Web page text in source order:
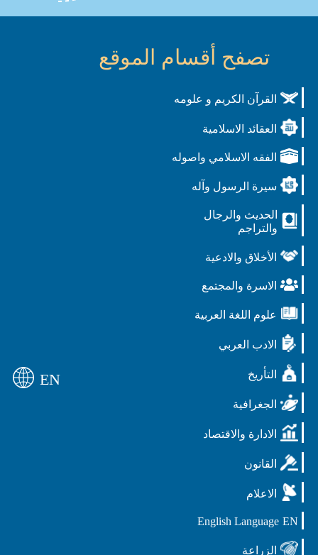
تصفح أقسام الموقع
القرآن الكريم و علومه
العقائد الاسلامية
الفقه الاسلامي واصوله
سيرة الرسول وآله
الحديث والرجال
والتراجم
الأخلاق والادعية
الاسرة والمجتمع
علوم اللغة العربية
الادب العربي
التأريخ
الجغرافية
الادارة والاقتصاد
القانون
الاعلام
EN
English Language
الزراعة
EN